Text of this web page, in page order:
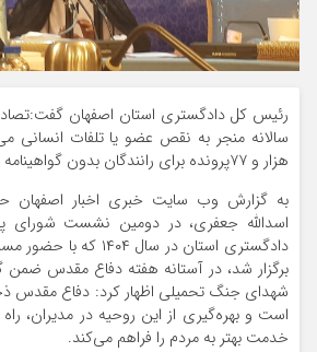
رئیس کل دادگستری استان اصفهان
هزار و ۷۷پرونده برای رانندگان بدون گواهینامه اصفهان تشکیل شد.
به گزارش وب سایت خبری اخبار اصفهان
اسدالله جعفری، در دومین نشست شورای
دادگستری استان در سال
برگزار شد، در آستانه هفته دفاع مقدس ضمن
شهدای جنگ تحمیلی اظهار کرد: دفاع مقدس
است و بهره‌گیری از این روحیه در مدیران،
خدمت بهتر به مردم را فراهم می‌کند.